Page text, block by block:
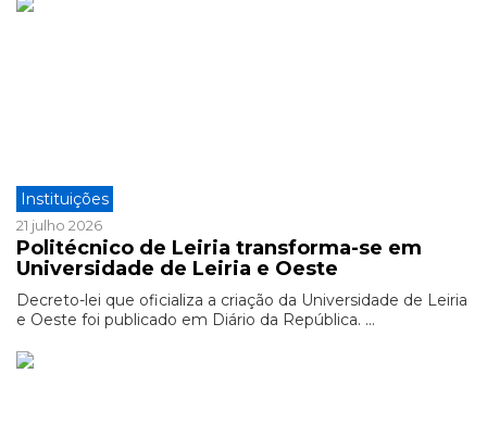
Instituições
21 julho 2026
Politécnico de Leiria transforma-se em
Universidade de Leiria e Oeste
Decreto-lei que oficializa a criação da Universidade de Leiria
e Oeste foi publicado em Diário da República. ...